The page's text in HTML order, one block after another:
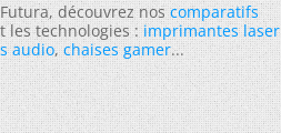
découvrez noscomparatifs
technologies :imprimantes laser
audio,chaises gamer...